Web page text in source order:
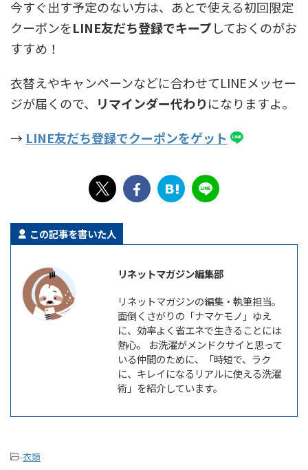
今すぐ出す予定のない方は、あとで使える初回限定
クーポンをLINE友だち登録でキープしておくのがお
すすめ！
衣替えやキャンペーンなどに合わせてLINEメッセー
ジが届くので、
リマインダー代わりになりますよ。
→ LINE友だち登録でクーポンをゲット
この記事を書いた人
リネットマガジン編集部
リネットマガジンの編集・執筆担当。
面倒くさがりの「ナマケモノ」ゆえ
に、効率よく省エネで生きることには
熱心。 お洗濯がメンドクサイと思って
いる仲間のために、「時短で、ラク
に、キレイになるリアルに使える洗濯
術」を紹介しています。
-衣類